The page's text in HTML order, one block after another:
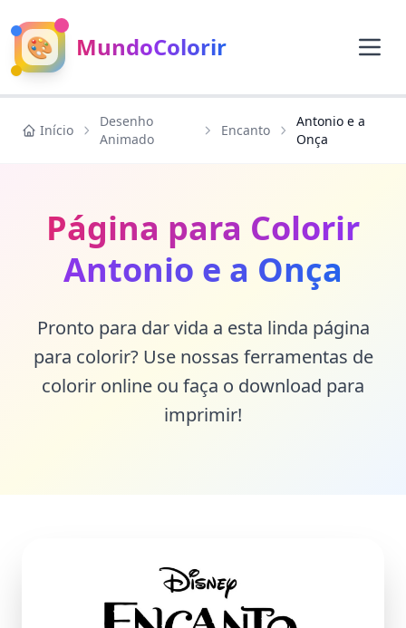
🎨 MundoColorir
Início
Desenho
Animado
Encanto
Antonio e a
Onça
Página para Colorir
Antonio e a Onça
Pronto para dar vida a esta linda página
para colorir? Use nossas ferramentas de
colorir online ou faça o download para
imprimir!